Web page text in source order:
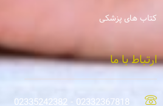
کتاب های پزشکی
ارتباط با ما
02332367818 - 02335242382